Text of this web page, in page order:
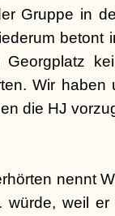
Gruppe in
betont
Wir
die HJ
nennt
würde, weil